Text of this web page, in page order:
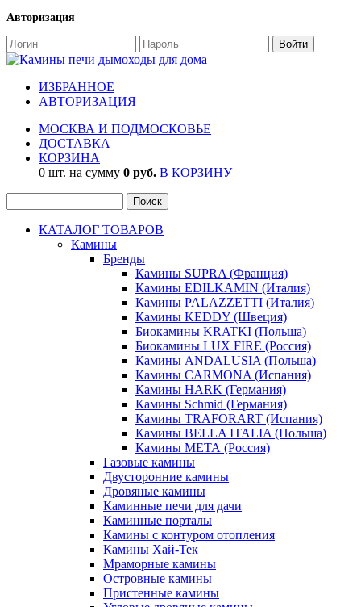
Авторизация
ИЗБРАННОЕ
АВТОРИЗАЦИЯ
МОСКВА И ПОДМОСКОВЬЕ
ДОСТАВКА
КОРЗИНА
0 шт. на сумму 0 руб. В КОРЗИНУ
КАТАЛОГ ТОВАРОВ
Камины
Бренды
Камины SUPRA (Франция)
Камины EDILKAMIN (Италия)
Камины PALAZZETTI (Италия)
Камины KEDDY (Швеция)
Биокамины KRATKI (Польша)
Биокамины LUX FIRE (Россия)
Камины ANDALUSIA (Польша)
Камины CARMONA (Испания)
Камины HARK (Германия)
Камины Schmid (Германия)
Камины TRAFORART (Испания)
Камины BELLA ITALIA (Польша)
Камины МЕТА (Россия)
Газовые камины
Двусторонние камины
Дровяные камины
Каминные печи для дачи
Каминные порталы
Камины с контуром отопления
Камины Хай-Тек
Мраморные камины
Островные камины
Пристенные камины